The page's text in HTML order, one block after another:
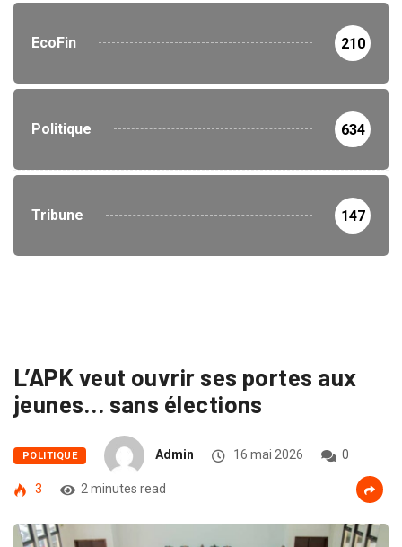
EcoFin 210
Politique 634
Tribune 147
L’APK veut ouvrir ses portes aux
jeunes… sans élections
POLITIQUE Admin 16 mai 2026 0
3 2 minutes read